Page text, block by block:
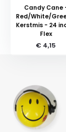
Candy Cane
Red/White/
Kerstmis - 24
Flex
€ 4,15